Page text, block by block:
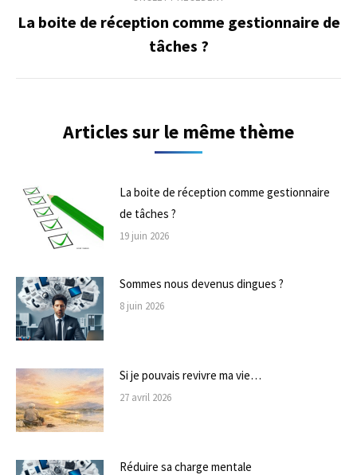
de
commentaire
Onglet
précédent
La boite de réception comme gestionnaire de
tâches ?
Articles sur le même thème
La boite de réception comme gestionnaire
de tâches ?
19 juin 2026
Sommes nous devenus dingues ?
8 juin 2026
Si je pouvais revivre ma vie…
27 avril 2026
Réduire sa charge mentale